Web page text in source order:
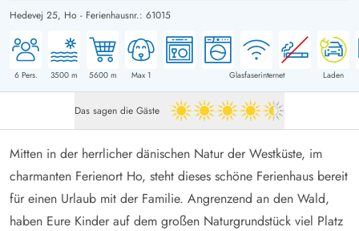
Hedevej 25, Ho - Ferienhausnr.: 61015
6Pers. 3500 m 5600m Max 1 Glasfaserinternet Laden
Das sagen die Gäste 4.5 von 5
Mitten in der herrlicher dänischen Natur der Westküste, im
charmanten Ferienort Ho, steht dieses schöne Ferienhaus bereit
für einen Urlaub mit der Familie. Angrenzend an den Wald,
haben Eure Kinder auf dem großen Naturgrundstück viel Platz